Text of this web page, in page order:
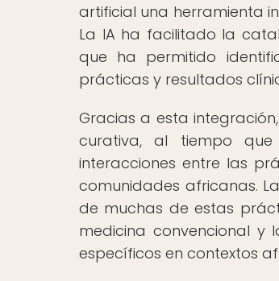
artificial una herramienta
La IA ha facilitado la
que ha permitido
prácticas y resultados
Gracias a esta
curativa, al tiempo
interacciones entre las
comunidades africanas.
de muchas de estas
medicina convencional y
específicos en contextos